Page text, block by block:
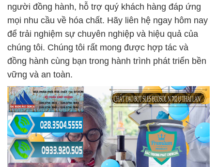
người đồng hành, hỗ trợ quý khách hàng đáp ứng
mọi nhu cầu về hóa chất. Hãy liên hệ ngay hôm nay
để trải nghiệm sự chuyên nghiệp và hiệu quả của
chúng tôi. Chúng tôi rất mong được hợp tác và
đồng hành cùng bạn trong hành trình phát triển bền
vững và an toàn.